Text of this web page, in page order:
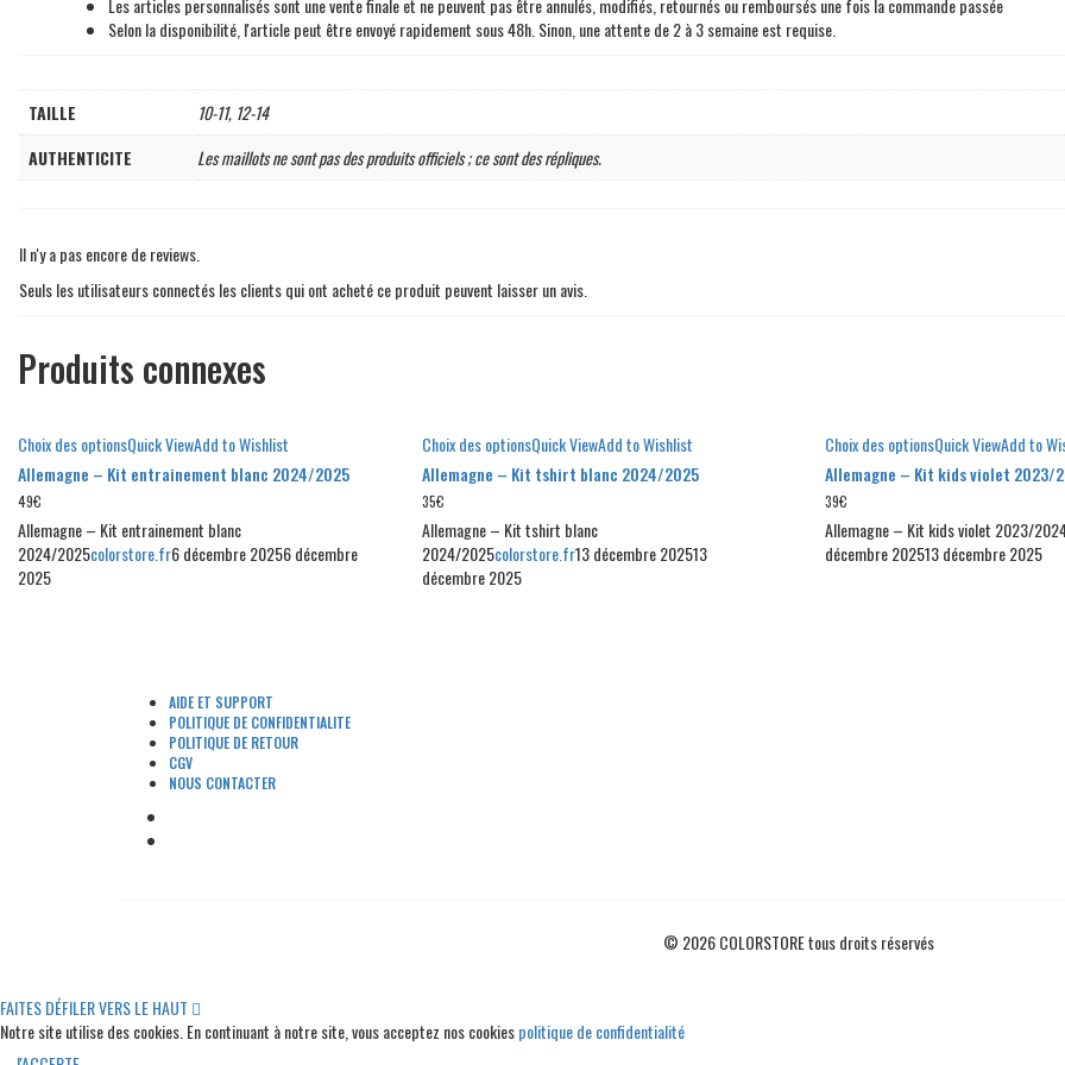
Selon la disponibilité, l'article peut être envoyé rapidement sous 48h. Sinon, une attente de 2 à 3 semaine est requise.
TAILLE
10-11, 12-14
AUTHENTICITE
Les maillots ne sont pas des produits officiels ; ce sont des répliques.
Il n'y a pas encore de reviews.
Seuls les utilisateurs connectés les clients qui ont acheté ce produit peuvent laisser un avis.
Produits connexes
Choix des optionsQuick ViewAdd to Wishlist
Allemagne – Kit entrainement blanc 2024/2025
49€
Allemagne – Kit entrainement blanc
2024/2025colorstore.fr6 décembre 20256 décembre
2025
Choix des optionsQuick ViewAdd to Wishlist
Allemagne – Kit tshirt blanc 2024/2025
35€
Allemagne – Kit tshirt blanc
2024/2025colorstore.fr13 décembre 202513
décembre 2025
Choix des optionsQuick ViewAdd to
Allemagne – Kit kids violet 2023/
39€
Allemagne – Kit kids violet 2023/
décembre 202513 décembre 2025
AIDE ET SUPPORT
POLITIQUE DE CONFIDENTIALITE
POLITIQUE DE RETOUR
CGV
NOUS CONTACTER
© 2026 COLORSTORE tous droits réservés
FAITES DÉFILER VERS LE HAUT
Notre site utilise des cookies. En continuant à notre site, vous acceptez nos cookiespolitique de confidentialité